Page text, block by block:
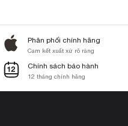
Phân phối chính hãng
Cam kết xuất xứ rõ ràng
Chính sách bảo hành
12 tháng chính hãng